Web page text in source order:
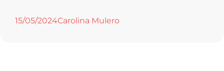
15/05/2024Carolina Mulero